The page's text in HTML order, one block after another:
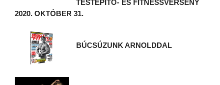
TESTÉPÍTŐ- ÉS FITNESSVERSENY
2020. OKTÓBER 31.
BÚCSÚZUNK ARNOLDDAL